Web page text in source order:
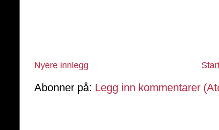
Nyere innlegg
Abonner på: Legg inn kommentarer